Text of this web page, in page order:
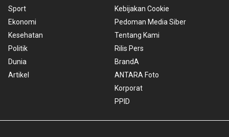
Sport
Ekonomi
Kesehatan
Politik
Dunia
Artikel
Kebijakan Cookie
Pedoman Media Siber
Tentang Kami
Rilis Pers
BrandA
ANTARA Foto
Korporat
PPID